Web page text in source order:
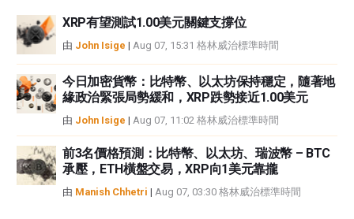
XRP有望測試1.00美元關鍵支撐位
由 John Isige | Aug 07, 15:31 格林威治標準時間
今日加密貨幣：比特幣、以太坊保持穩定，隨著地
緣政治緊張局勢緩和，XRP跌勢接近1.00美元
由 John Isige | Aug 07, 11:02 格林威治標準時間
前3名價格預測：比特幣、以太坊、瑞波幣 – BTC
承壓，ETH橫盤交易，XRP向1美元靠攏
由 Manish Chhetri | Aug 07, 03:30 格林威治標準時間